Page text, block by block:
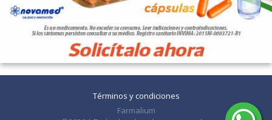
Términos y condiciones
Farmalium